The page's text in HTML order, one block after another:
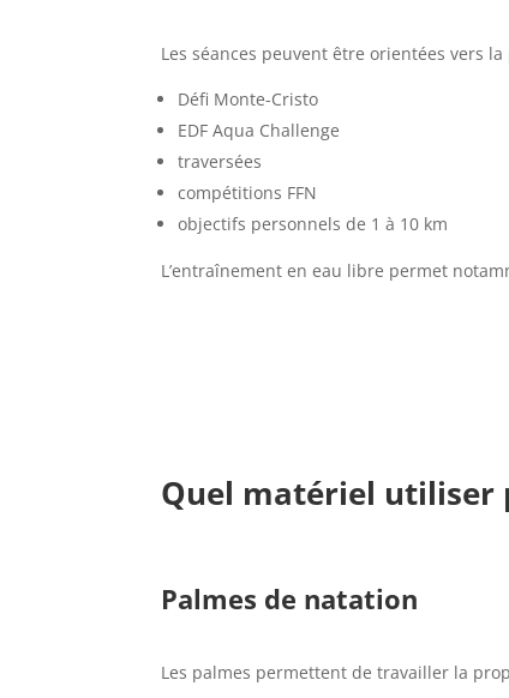
Les séances peuvent être orientées vers
Défi Monte-Cristo
EDF Aqua Challenge
traversées
compétitions FFN
objectifs personnels de 1 à 10 km
L’entraînement en eau libre permet
Quel matériel utiliser
Palmes de natation
Les palmes permettent de travailler la